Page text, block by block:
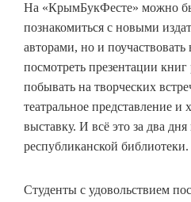
На «КрымБукФесте» можно
познакомиться с новыми
авторами, но и поучаствовать
посмотреть презентации
побывать на творческих
театральное представление и
выставку. И всё это за два дня
республиканской библиотеки.
Студенты с удовольствием